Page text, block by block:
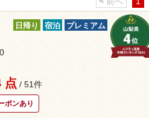
日帰り 宿泊 プレミアム
点 / 51件
ポンあり